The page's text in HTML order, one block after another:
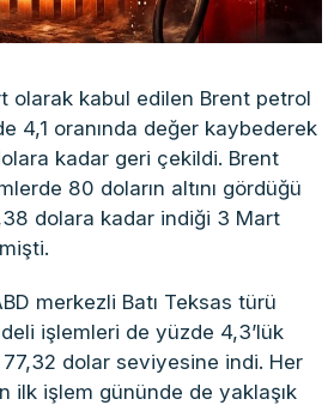
olarak kabul edilen Brent petrol
4,1 oranında değer kaybederek
kadar geri çekildi. Brent
80 doların altını gördüğü
dolara kadar indiği 3 Mart
merkezli Batı Teksas türü
işlemleri de yüzde 4,3’lük
77,32 dolar seviyesine indi. Her
ilk işlem gününde de yaklaşık